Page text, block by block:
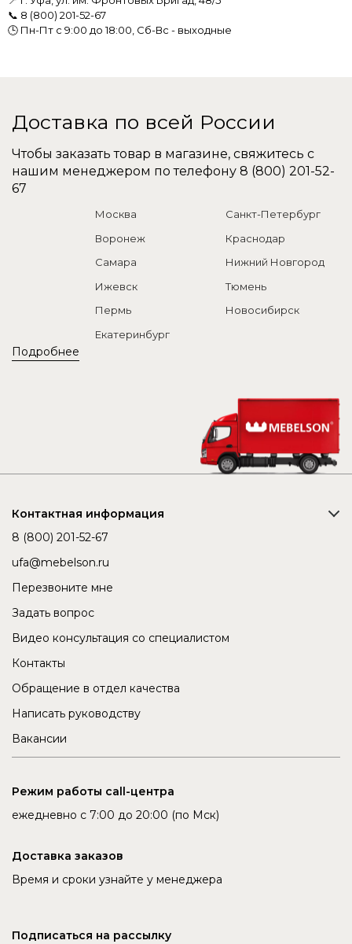
📞 8 (800) 201-52-67
🕒 Пн-Пт с 9:00 до 18:00, Сб-Вс - выходные
Доставка по всей России
Чтобы заказать товар в магазине, свяжитесь с
нашим менеджером по телефону 8 (800) 201-52-
67
Подробнее
Москва
Санкт-Петербург
Воронеж
Краснодар
Самара
Нижний Новгород
Ижевск
Тюмень
Пермь
Новосибирск
Екатеринбург
Контактная информация
8 (800) 201-52-67
ufa@mebelson.ru
Перезвоните мне
Задать вопрос
Видео консультация со специалистом
Контакты
Обращение в отдел качества
Написать руководству
Вакансии
Режим работы call-центра
ежедневно с 7:00 до 20:00 (по Мск)
Доставка заказов
Время и сроки узнайте у менеджера
Подписаться на рассылку